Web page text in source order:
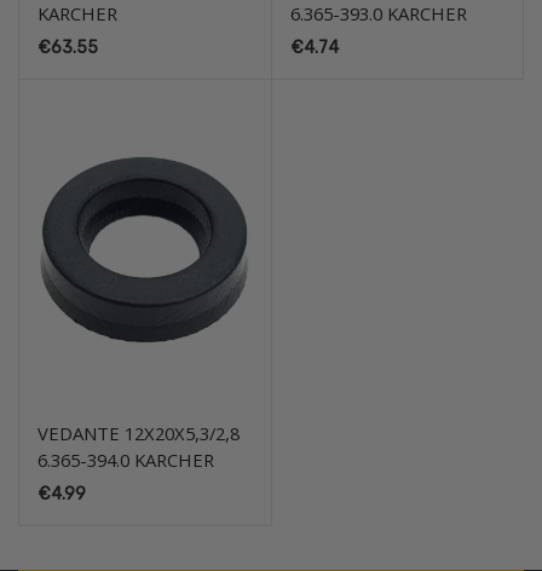
KARCHER
€63.55
6.365-393.0 KARCHER
€4.74
VEDANTE 12X20X5,3/2,8
6.365-394.0 KARCHER
€4.99